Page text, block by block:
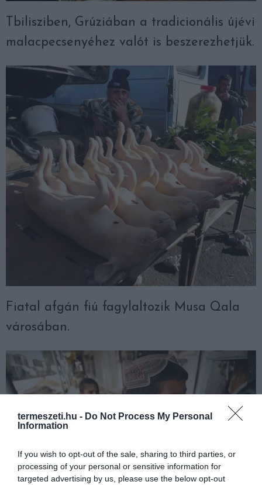
termeszeti.hu - Do Not Process My Personal
Information
If you wish to opt-out of the sale, sharing to third parties, or
processing of your personal or sensitive information for
targeted advertising by us, please use the below opt-out
Tbilisziben, Grúziában a tradicionális újévi
malacpecsenyéhez valót is beszerezhetjük.
Fiatal afgán fiú fagylaltozik Musa Qala
városában.